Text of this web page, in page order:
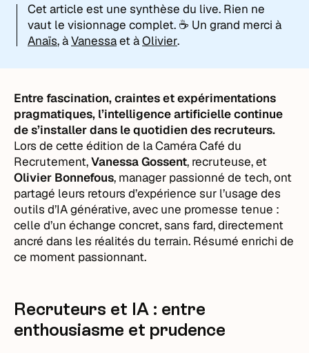
Cet article est une synthèse du live. Rien ne
vaut le visionnage complet. ☕ Un grand merci à
Anaïs, àVanessaet àOlivier.
Entre fascination, craintes et expérimentations
pragmatiques, l’intelligence artificielle continue
de s’installer dans le quotidien des recruteurs.
Lors de cette édition de la Caméra Café du
Recrutement,Vanessa Gossent, recruteuse, et
Olivier Bonnefous, manager passionné de tech, ont
partagé leurs retours d’expérience sur l’usage des
outils d’IA générative, avec une promesse tenue :
celle d’un échange concret, sans fard, directement
ancré dans les réalités du terrain. Résumé enrichi de
ce moment passionnant.
Recruteurs et IA : entre
enthousiasme et prudence